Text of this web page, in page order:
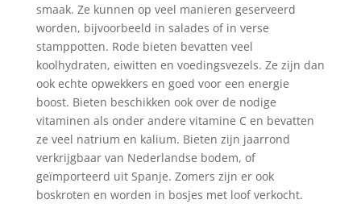
smaak. Ze kunnen op veel manieren geserveerd
worden, bijvoorbeeld in salades of in verse
stamppotten. Rode bieten bevatten veel
koolhydraten, eiwitten en voedingsvezels. Ze zijn dan
ook echte opwekkers en goed voor een energie
boost. Bieten beschikken ook over de nodige
vitaminen als onder andere vitamine C en bevatten
ze veel natrium en kalium. Bieten zijn jaarrond
verkrijgbaar van Nederlandse bodem, of
geïmporteerd uit Spanje. Zomers zijn er ook
boskroten en worden in bosjes met loof verkocht.